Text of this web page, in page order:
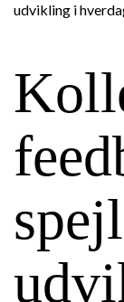
udvikling i